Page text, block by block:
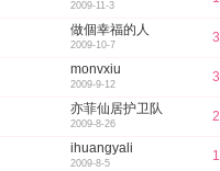
2009-11-3
做個幸福的人
2009-10-7
3
monvxiu
2009-9-12
3
亦菲仙居护卫队
2009-8-26
2
ihuangyali
2009-8-5
1